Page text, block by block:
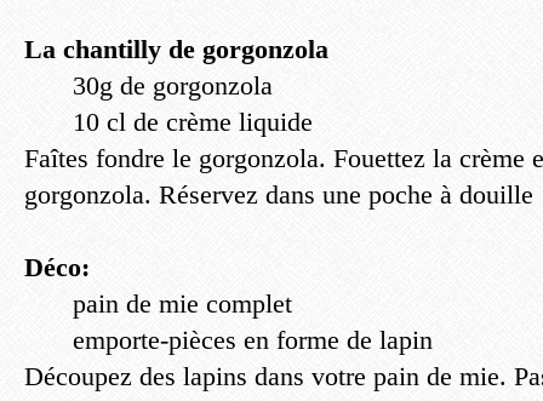
La chantilly de gorgonzola
30g de gorgonzola
10 cl de crème liquide
Faîtes fondre le gorgonzola. Fouettez la crème
gorgonzola. Réservez dans une poche à douille
Déco:
pain de mie complet
emporte-pièces en forme de lapin
Découpez des lapins dans votre pain de mie.